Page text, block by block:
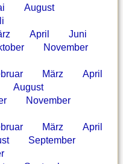
August
April
Juni
November
März
April
August
November
März
April
September